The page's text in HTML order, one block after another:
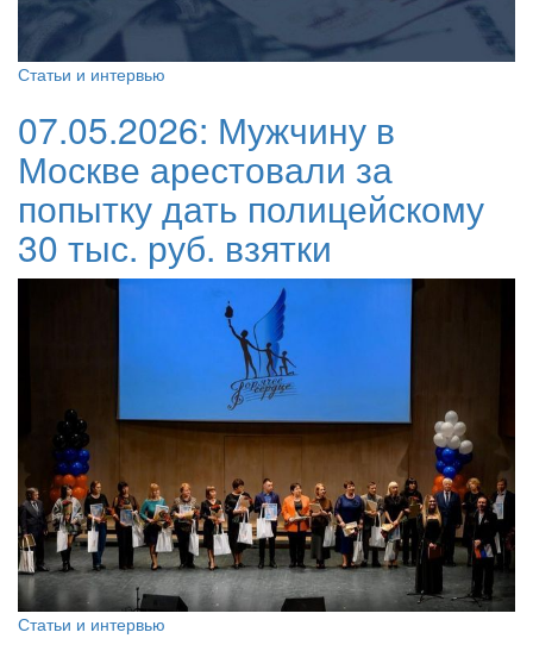
Статьи и интервью
07.05.2026: Мужчину в
Москве арестовали за
попытку дать полицейскому
30 тыс. руб. взятки
Статьи и интервью